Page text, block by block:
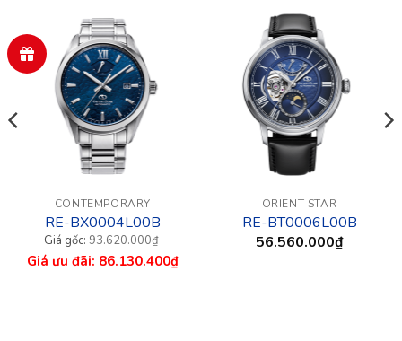
CONTEMPORARY
RE-BX0004L00B
93.620.000₫
gốc
là: 86.130.400₫
hiện
tại
ORIENT STAR
RE-BT0006L00B
56.560.000₫